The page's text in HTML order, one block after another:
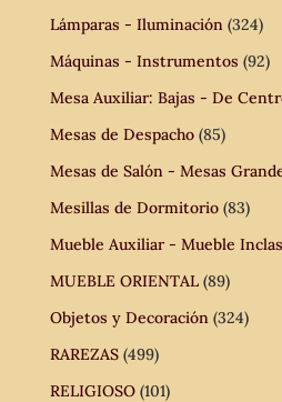
Lámparas - Iluminación (324)
Máquinas - Instrumentos (92)
Mesa Auxiliar: Bajas - De
Mesas de Despacho (85)
Mesas de Salón - Mesas
Mesillas de Dormitorio (83)
Mueble Auxiliar - Mueble
MUEBLE ORIENTAL (89)
Objetos y Decoración (324)
RAREZAS (499)
RELIGIOSO (101)